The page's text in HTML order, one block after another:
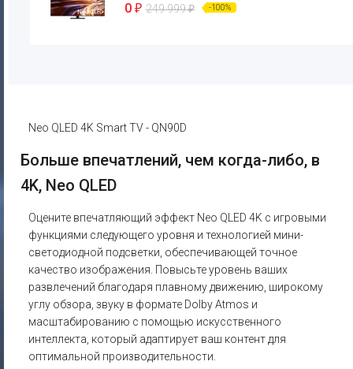
0 ₽ 249 999₽ -100%
Neo QLED 4K Smart TV - QN90D
Больше впечатлений, чем когда-либо, в
4K, Neo QLED
Оцените впечатляющий эффект Neo QLED 4K с игровыми
функциями следующего уровня и технологией мини-
светодиодной подсветки, обеспечивающей точное
качество изображения. Повысьте уровень ваших
развлечений благодаря плавному движению, широкому
углу обзора, звуку в формате Dolby Atmos и
масштабированию с помощью искусственного
интеллекта, который адаптирует ваш контент для
оптимальной производительности.